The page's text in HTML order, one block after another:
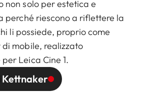
non solo per estetica e
perché riescono a riflettere la
li possiede, proprio come
mobile, realizzato
Leica Cine 1.
Kettnaker